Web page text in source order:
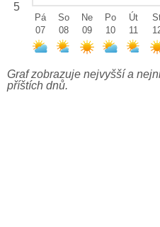
5
Pá
07
So
08
Ne
09
Po
10
Út
11
Graf zobrazuje nejvyšší a
příštích dnů.